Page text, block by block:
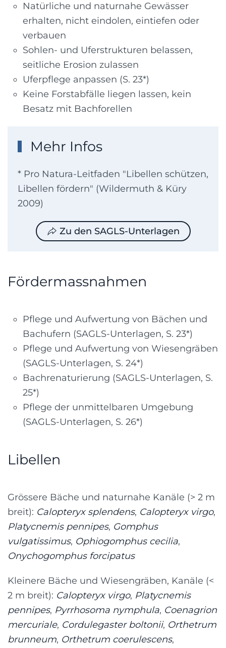
Natürliche und naturnahe Gewässer
erhalten, nicht eindolen, eintiefen oder
verbauen
Sohlen- und Uferstrukturen belassen,
seitliche Erosion zulassen
Uferpflege anpassen (S. 23*)
Keine Forstabfälle liegen lassen, kein
Besatz mit Bachforellen
Mehr Infos
* Pro Natura-Leitfaden "Libellen schützen,
Libellen fördern" (Wildermuth & Küry
2009)
Zu den SAGLS-Unterlagen
Fördermassnahmen
Pflege und Aufwertung von Bächen und
Bachufern (SAGLS-Unterlagen, S. 23*)
Pflege und Aufwertung von Wiesengräben
(SAGLS-Unterlagen, S. 24*)
Bachrenaturierung (SAGLS-Unterlagen, S.
25*)
Pflege der unmittelbaren Umgebung
(SAGLS-Unterlagen, S. 26*)
Libellen
Grössere Bäche und naturnahe Kanäle (> 2 m
breit): Calopteryx splendens, Calopteryx virgo,
Platycnemis pennipes, Gomphus
vulgatissimus, Ophiogomphus cecilia,
Onychogomphus forcipatus
Kleinere Bäche und Wiesengräben, Kanäle (<
2 m breit): Calopteryx virgo, Platycnemis
pennipes, Pyrrhosoma nymphula, Coenagrion
mercuriale, Cordulegaster boltonii, Orthetrum
brunneum, Orthetrum coerulescens,